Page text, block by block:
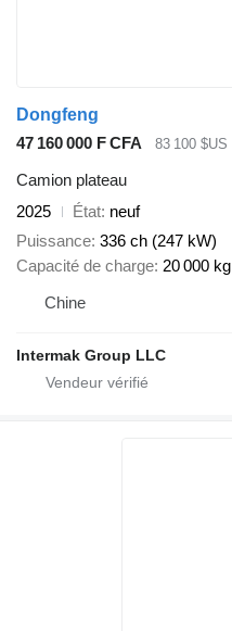
Dongfeng
47 160 000 F CFA
83 100 $US
Camion plateau
2025
État neuf
Puissance 336 ch (247 kW)
Capacité de charge 20 000 kg
Chine
Intermak Group LLC